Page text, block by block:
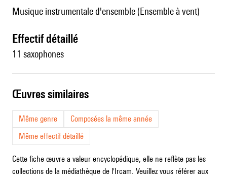
Musique instrumentale d'ensemble (Ensemble à vent)
effectif détaillé
11 saxophones
œuvres similaires
Même genre
Composées la même année
Même effectif détaillé
Cette fiche œuvre a valeur encyclopédique, elle ne reflète pas les
collections de la médiathèque de l'Ircam. Veuillez vous référer aux